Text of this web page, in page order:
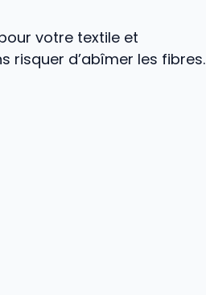
votre textile et
risquer d’abîmer les fibres.